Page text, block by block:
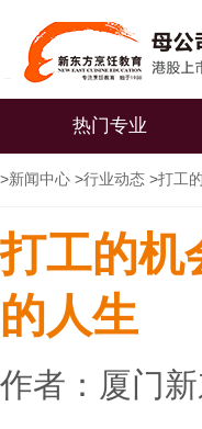
热门专业
>新闻中心 >行业动态 >打工
打工的机
的人生
作者：厦门